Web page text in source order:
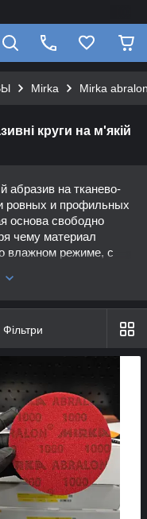
Mirka Mirka
круги на м'якій
абразив на тканево-
ровных и профильных
основа свободно
чему материал
влажном режиме, с
композитных
деталей
и финишного
для фінішної
зон переходу,
фінішного шліфування
Фільтри